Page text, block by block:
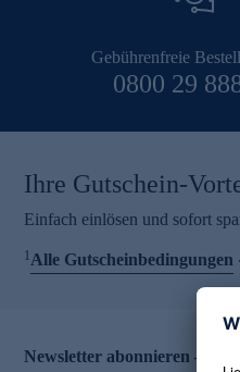
Gebührenfreie
0800 29
Ihre Gutschein-
Einfach einlösen und sofort
1Alle Gutscheinbedingungen
Newsletter abonnieren – 10 €